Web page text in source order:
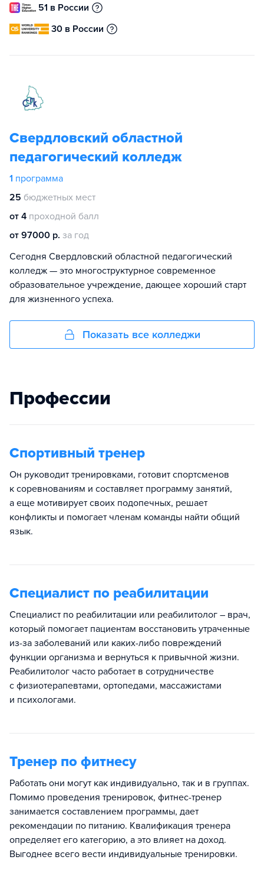
51 в России
30 в России
Свердловский областной
педагогический колледж
1 программа
25 бюджетных мест
от 4 проходной балл
от 97000 р. за год
Сегодня Свердловский областной педагогический
колледж — это многоструктурное современное
образовательное учреждение, дающее хороший старт
для жизненного успеха.
Показать все колледжи
Профессии
Спортивный тренер
Он руководит тренировками, готовит спортсменов
к соревнованиям и составляет программу занятий,
а еще мотивирует своих подопечных, решает
конфликты и помогает членам команды найти общий
язык.
Специалист по реабилитации
Специалист по реабилитации или реабилитолог – врач,
который помогает пациентам восстановить утраченные
из-за заболеваний или каких-либо повреждений
функции организма и вернуться к привычной жизни.
Реабилитолог часто работает в сотрудничестве
с физиотерапевтами, ортопедами, массажистами
и психологами.
Тренер по фитнесу
Работать они могут как индивидуально, так и в группах.
Помимо проведения тренировок, фитнес-тренер
занимается составлением программы, дает
рекомендации по питанию. Квалификация тренера
определяет его категорию, а это влияет на доход.
Выгоднее всего вести индивидуальные тренировки.